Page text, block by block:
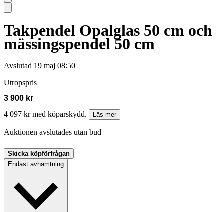
Takpendel Opalglas 50 cm och
mässingspendel 50 cm
Avslutad 19 maj 08:50
Utropspris
3 900 kr
4 097 kr med köparskydd.
Läs mer
Auktionen avslutades utan bud
Skicka köpförfrågan
Endast avhämtning